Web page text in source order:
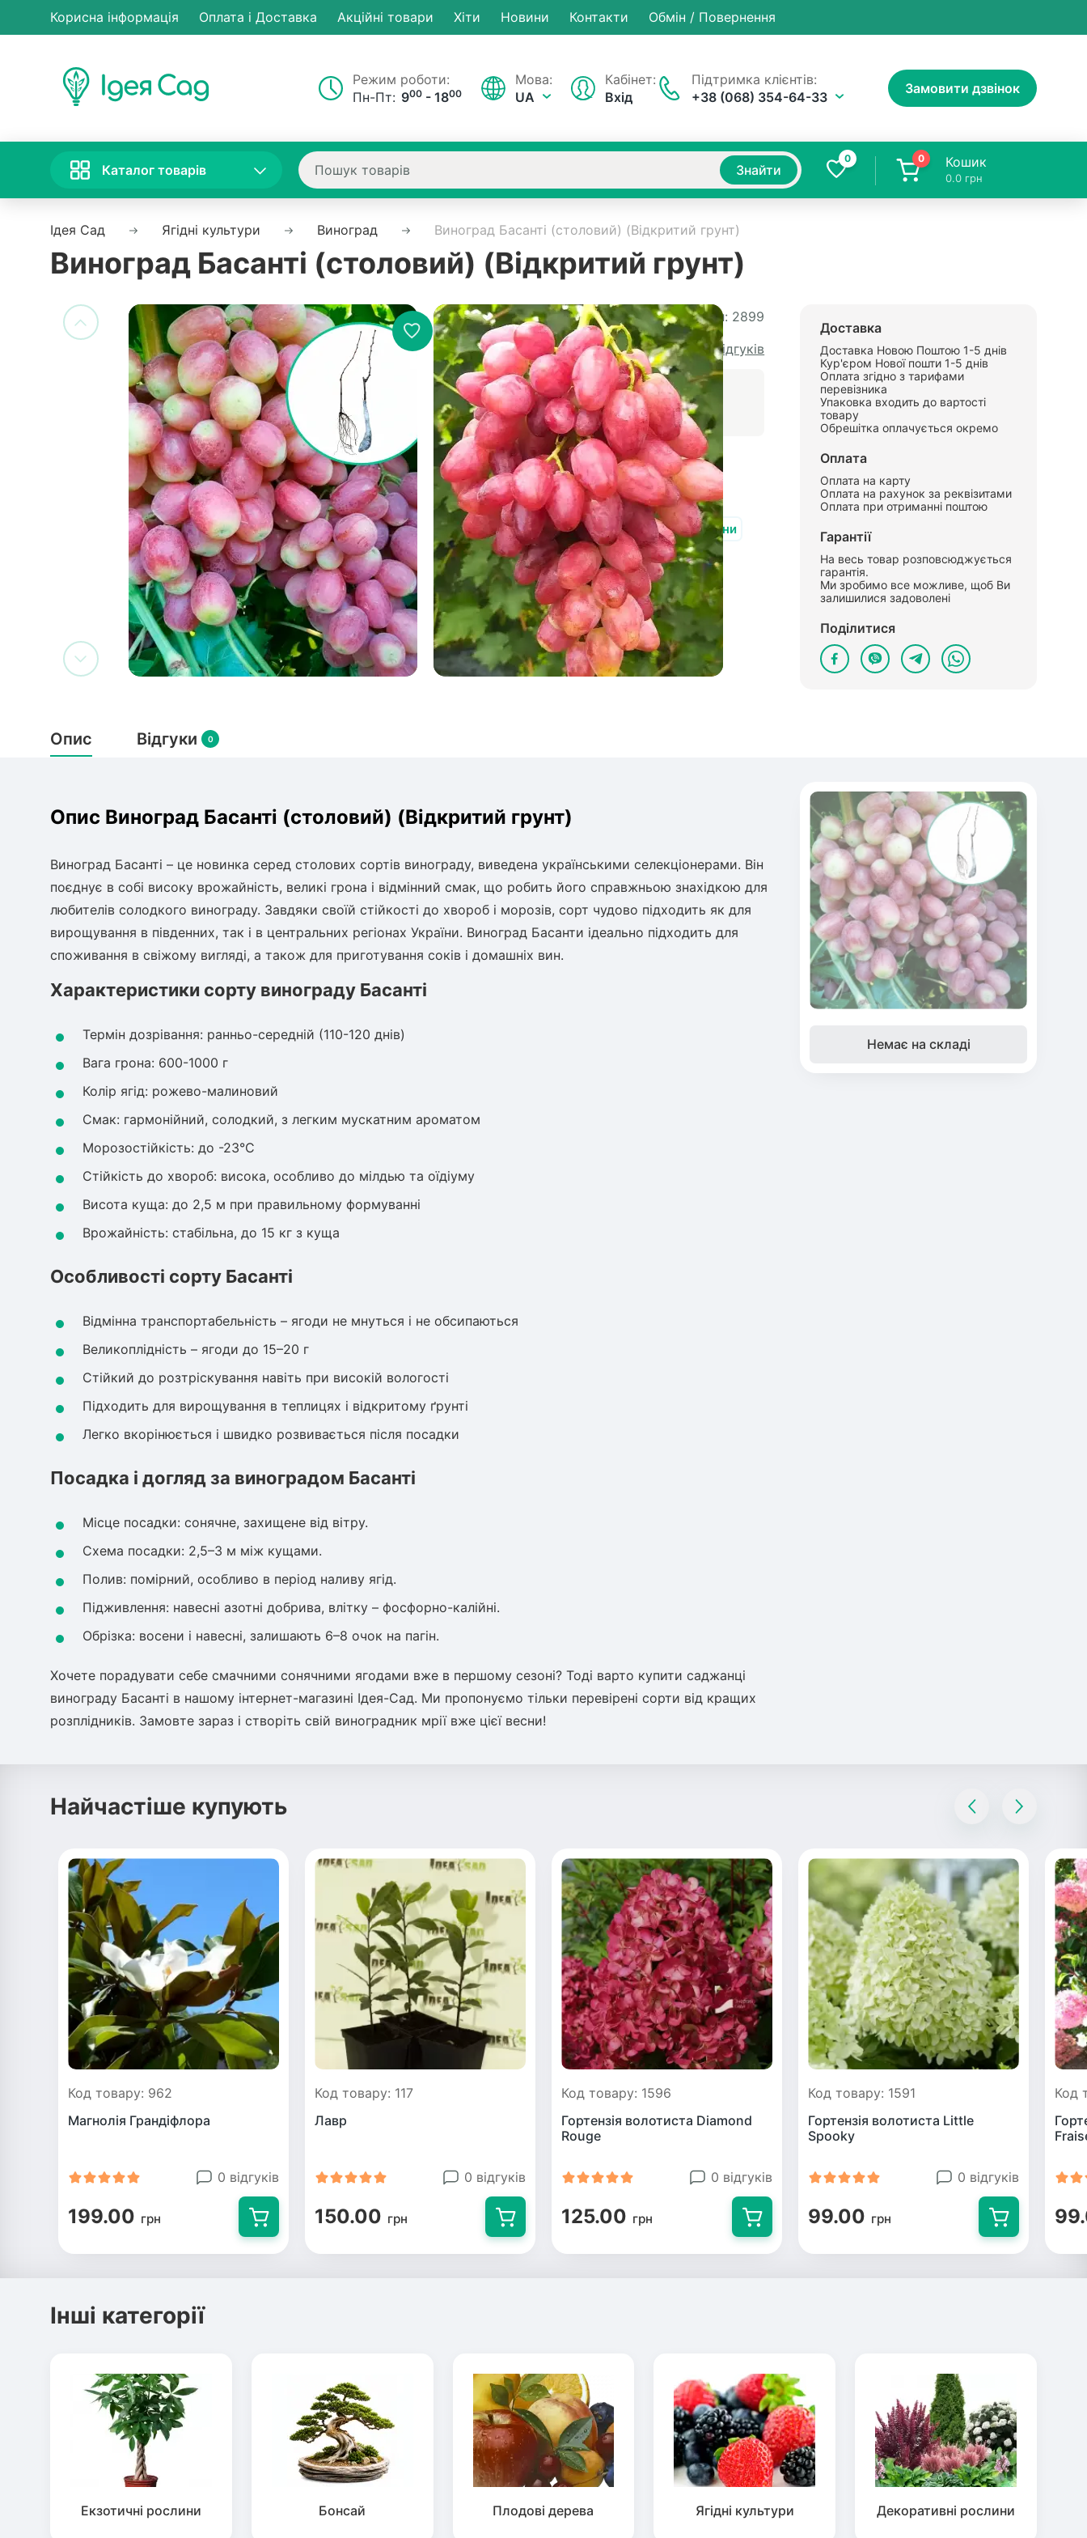
Корисна інформація Оплата і Доставка Акційні товари Хiти Новини Контакти Обмін / Повернення
Режим роботи:
Пн-Пт: 900 - 1800
Підтримка клієнтів:
+38 (068) 354-64-33
Мова:
UA
Кабінет:
Вхід
Замовити дзвінок
Каталог товарів Знайти
0 0 Кошик
0.0 грн
Ідея Сад Ягідні культури Виноград Виноград Басанті (столовий) (Відкритий грунт)
Виноград Басанті (столовий) (Відкритий грунт)
Немає на складі Артикул: 2899
Рейтинг:
0 відгуків
Немає на складі
Також у нас є в продажу:
кущ годжі малина ремонтантна
безколючкова ожина саджанці лохини
саджанець обліпихи малина рання
Доставка
Доставка Новою Поштою 1-5 днів
Кур'єром Нової пошти 1-5 днів
Оплата згідно з тарифами
перевізника
Упаковка входить до вартості
товару
Обрешітка оплачується окремо
Оплата
Оплата на карту
Оплата на рахунок за реквізитами
Оплата при отриманні поштою
Гарантії
На весь товар розповсюджується
гарантія.
Ми зробимо все можливе, щоб Ви
залишилися задоволені
Поділитися
Опис Відгуки 0
Опис Виноград Басанті (столовий) (Відкритий грунт)
Виноград Басанті – це новинка серед столових сортів винограду, виведена українськими селекціонерами. Він
поєднує в собі високу врожайність, великі грона і відмінний смак, що робить його справжньою знахідкою для
любителів солодкого винограду. Завдяки своїй стійкості до хвороб і морозів, сорт чудово підходить як для
вирощування в південних, так і в центральних регіонах України. Виноград Басанти ідеально підходить для
споживання в свіжому вигляді, а також для приготування соків і домашніх вин.
Характеристики сорту винограду Басанті
Термін дозрівання: ранньо-середній (110-120 днів)
Вага грона: 600-1000 г
Колір ягід: рожево-малиновий
Смак: гармонійний, солодкий, з легким мускатним ароматом
Морозостійкість: до -23°C
Стійкість до хвороб: висока, особливо до мілдью та оїдіуму
Висота куща: до 2,5 м при правильному формуванні
Врожайність: стабільна, до 15 кг з куща
Особливості сорту Басанті
Відмінна транспортабельність – ягоди не мнуться і не обсипаються
Великоплідність – ягоди до 15–20 г
Стійкий до розтріскування навіть при високій вологості
Підходить для вирощування в теплицях і відкритому ґрунті
Легко вкорінюється і швидко розвивається після посадки
Посадка і догляд за виноградом Басанті
Місце посадки: сонячне, захищене від вітру.
Схема посадки: 2,5–3 м між кущами.
Полив: помірний, особливо в період наливу ягід.
Підживлення: навесні азотні добрива, влітку – фосфорно-калійні.
Обрізка: восени і навесні, залишають 6–8 очок на пагін.
Хочете порадувати себе смачними сонячними ягодами вже в першому сезоні? Тоді варто купити саджанці
винограду Басанті в нашому інтернет-магазині Ідея-Сад. Ми пропонуємо тільки перевірені сорти від кращих
розплідників. Замовте зараз і створіть свій виноградник мрії вже цієї весни!
Немає на складі
Найчастіше купують
Код товару: 962
Магнолія Грандіфлора
0 відгуків
199.00 грн
Код товару: 117
Лавр
0 відгуків
150.00 грн
Код товару: 1596
Гортензія волотиста Diamond
Rouge
0 відгуків
125.00 грн
Код товару: 1591
Гортензія волотиста Little
Spoоky
0 відгуків
99.00 грн
Код
Інші категорії
Екзотичні рослини Бонсай Плодові дерева Ягідні культури Декоративні рослини